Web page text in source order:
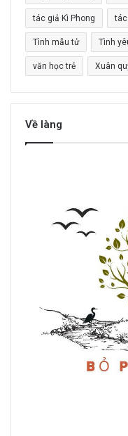
tác giả Kì Phong tác
Tình mẫu tử Tình
văn học trẻ Xuân
Về làng